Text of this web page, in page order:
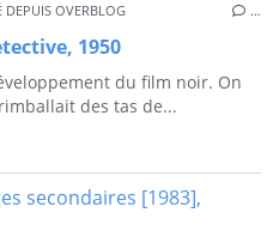
DEPUIS OVERBLOG …
1950
du film noir. On
des tas de...